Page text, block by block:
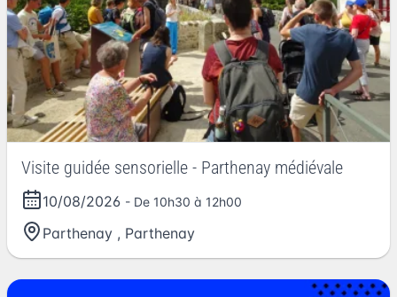
Visite guidée sensorielle - Parthenay médiévale
10/08/2026 - De 10h30 à 12h00
Parthenay , Parthenay